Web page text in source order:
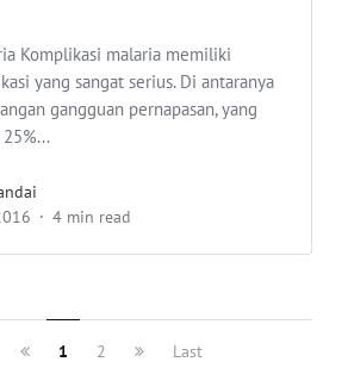
Komplikasi malaria memiliki
yang sangat serius. Di antaranya
gangguan pernapasan, yang
4 min read
1 2 Last